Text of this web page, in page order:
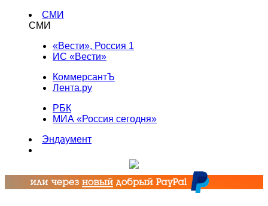
СМИ
СМИ
«Вести», Россия 1
ИС «Вести»
КоммерсантЪ
Лента.ру
РБК
МИА «Россия сегодня»
Эндаумент